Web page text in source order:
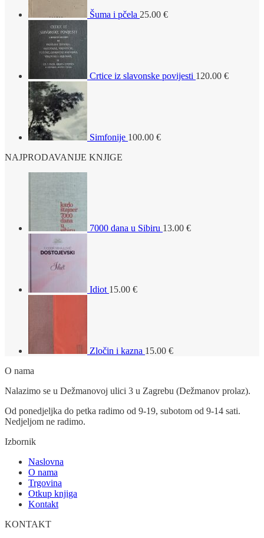
Šuma i pčela 25.00 €
Crtice iz slavonske povijesti 120.00 €
Simfonije 100.00 €
NAJPRODAVANIJE KNJIGE
7000 dana u Sibiru 13.00 €
Idiot 15.00 €
Zločin i kazna 15.00 €
O nama
Nalazimo se u Dežmanovoj ulici 3 u Zagrebu (Dežmanov prolaz).
Od ponedjeljka do petka radimo od 9-19, subotom od 9-14 sati.
Nedjeljom ne radimo.
Izbornik
Naslovna
O nama
Trgovina
Otkup knjiga
Kontakt
KONTAKT